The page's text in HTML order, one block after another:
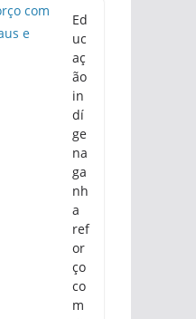
Ed
uc
aç
ão
in
dí
ge
na
ga
nh
a
ref
or
ço
co
m